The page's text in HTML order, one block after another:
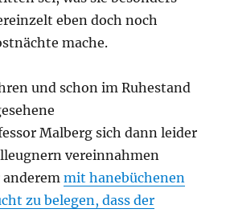
eben doch noch
mache.
und schon im Ruhestand
Malberg sich dann leider
vereinnahmen
anderemmit hanebüchenen
zu belegen, dass der